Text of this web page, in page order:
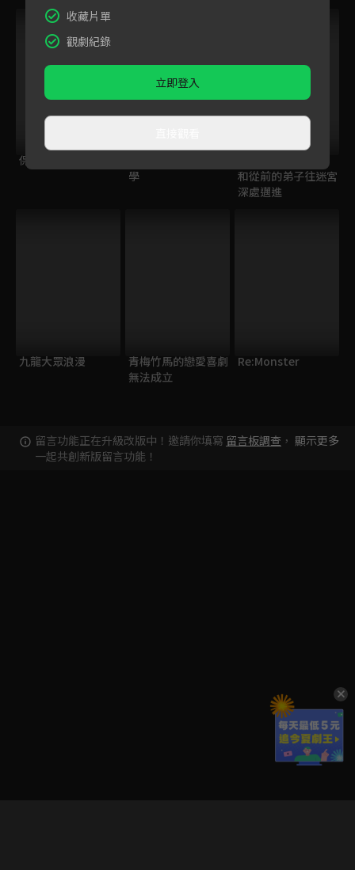
保齡球少女
學
和從前的弟子往迷宮
深處邁進
九龍大眾浪漫
青梅竹馬的戀愛喜劇
無法成立
Re:Monster
留言功能正在升級改版中！邀請你填寫 留言板調查 ，
一起共創新版留言功能！
顯示更多
收藏片單
觀劇紀錄
立即登入